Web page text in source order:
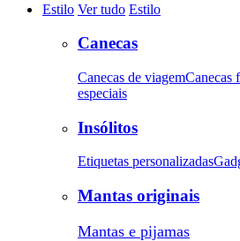
Estilo Ver tudo Estilo
Canecas
Canecas de viagemCanecas
especiais
Insólitos
Etiquetas personalizadas
Mantas originais
Mantas e pijamas